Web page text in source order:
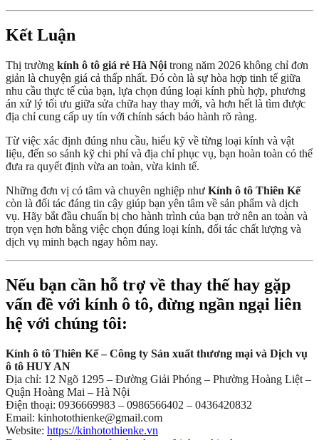
Kết Luận
Thị trường kính ô tô giá rẻ Hà Nội trong năm 2026 không chỉ đơn
giản là chuyện giá cả thấp nhất. Đó còn là sự hòa hợp tinh tế giữa
nhu cầu thực tế của bạn, lựa chọn đúng loại kính phù hợp, phương
án xử lý tối ưu giữa sửa chữa hay thay mới, và hơn hết là tìm được
địa chỉ cung cấp uy tín với chính sách bảo hành rõ ràng.
Từ việc xác định đúng nhu cầu, hiểu kỹ về từng loại kính và vật
liệu, đến so sánh kỹ chi phí và địa chỉ phục vụ, bạn hoàn toàn có thể
đưa ra quyết định vừa an toàn, vừa kinh tế.
Những đơn vị có tâm và chuyên nghiệp như Kính ô tô Thiên Kế
còn là đối tác đáng tin cậy giúp bạn yên tâm về sản phẩm và dịch
vụ. Hãy bắt đầu chuẩn bị cho hành trình của bạn trở nên an toàn và
trọn vẹn hơn bằng việc chọn đúng loại kính, đối tác chất lượng và
dịch vụ minh bạch ngay hôm nay.
Nếu bạn cần hỗ trợ về thay thế hay gặp
vấn đề với kính ô tô, đừng ngần ngại liên
hệ với chúng tôi:
Kính ô tô Thiên Kế – Công ty Sản xuất thương mại và Dịch vụ
ô tô HUY AN
Địa chỉ: 12 Ngõ 1295 – Đường Giải Phóng – Phường Hoàng Liệt –
Quận Hoàng Mai – Hà Nội
Điện thoại: 0936669983 – 0986566402 – 0436420832
Email: kinhotothienke@gmail.com
Website: https://kinhotothienke.vn